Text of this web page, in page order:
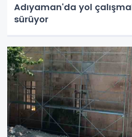
Adıyaman'da yol
sürüyor